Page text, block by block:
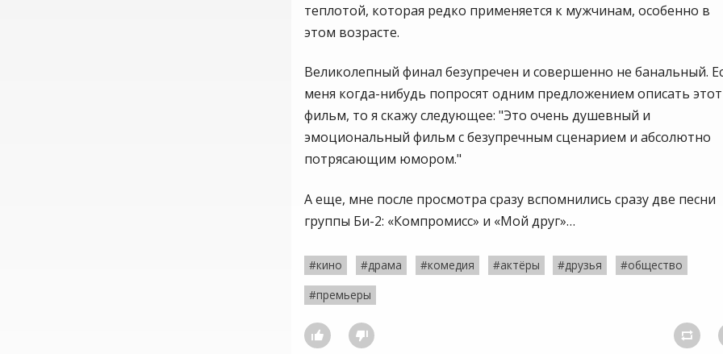
теплотой, которая редко применяется к мужчинам, особенно в
этом возрасте.
Великолепный финал безупречен и совершенно не банальный.
меня когда-нибудь попросят одним предложением описать этот
фильм, то я скажу следующее: "Это очень душевный и
эмоциональный фильм с безупречным сценарием и абсолютно
потрясающим юмором."
А еще, мне после просмотра сразу вспомнились сразу две песни
группы Би-2: «Компромисс» и «Мой друг»…
#кино #драма #комедия #актёры #друзья
#общество
#премьеры
  